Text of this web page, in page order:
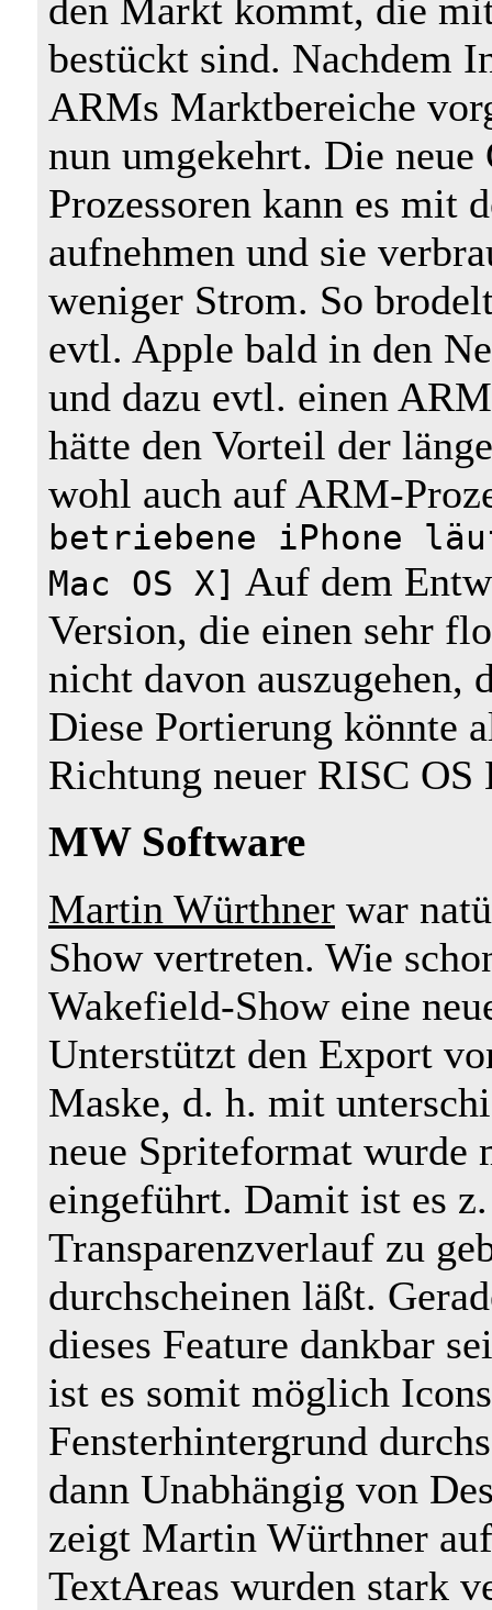
den Markt kommt, die
bestückt sind. Nachdem
ARMs Marktbereiche
nun umgekehrt. Die
Prozessoren kann es mit
aufnehmen und sie
weniger Strom. So
evtl. Apple bald in den
und dazu evtl. einen
hätte den Vorteil der
wohl auch auf ARM-
betriebene iPhone
Mac OS X] Auf dem
Version, die einen sehr
nicht davon auszugehen,
Diese Portierung könnte
Richtung neuer RISC OS
MW Software
Martin Würthner war
Show vertreten. Wie
Wakefield-Show eine
Unterstützt den Export
Maske, d. h. mit
neue Spriteformat wurde
eingeführt. Damit ist es
Transparenzverlauf zu
durchscheinen läßt.
dieses Feature dankbar
ist es somit möglich
Fensterhintergrund
dann Unabhängig von
zeigt Martin Würthner
TextAreas wurden stark